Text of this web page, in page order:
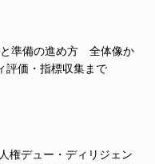
準備の進め方 全体像か
評価・指標収集まで
権デュー・ディリジェン